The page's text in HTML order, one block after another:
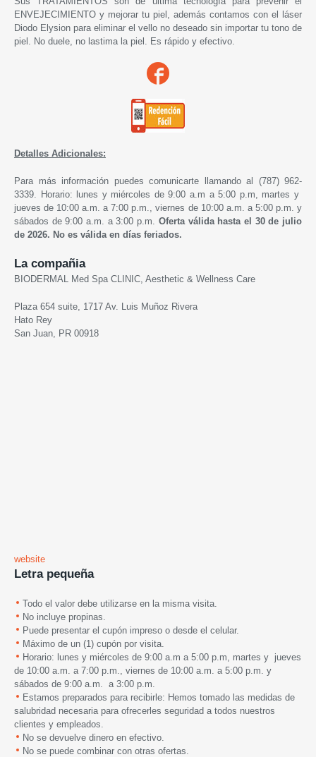
ENVEJECIMIENTO y mejorar tu piel, además contamos con el láser
Diodo Elysion para eliminar el vello no deseado sin importar tu tono de
piel. No duele, no lastima la piel. Es rápido y efectivo.
Detalles Adicionales:
Para más información puedes comunicarte llamando al (787) 962-
3339. Horario: lunes y miércoles de 9:00 a.m a 5:00 p.m, martes y
jueves de 10:00 a.m. a 7:00 p.m., viernes de 10:00 a.m. a 5:00 p.m. y
sábados de 9:00 a.m. a 3:00 p.m. Oferta válida hasta el 30 de julio
de 2026. No es válida en días feriados.
La compañia
BIODERMAL Med Spa CLINIC, Aesthetic & Wellness Care
Plaza 654 suite, 1717 Av. Luis Muñoz Rivera
Hato Rey
San Juan, PR 00918
website
Letra pequeña
Todo el valor debe utilizarse en la misma visita.
No incluye propinas.
Puede presentar el cupón impreso o desde el celular.
Máximo de un (1) cupón por visita.
Horario: lunes y miércoles de 9:00 a.m a 5:00 p.m, martes y jueves
de 10:00 a.m. a 7:00 p.m., viernes de 10:00 a.m. a 5:00 p.m. y
sábados de 9:00 a.m. a 3:00 p.m.
Estamos preparados para recibirle: Hemos tomado las medidas de
salubridad necesaria para ofrecerles seguridad a todos nuestros
clientes y empleados.
No se devuelve dinero en efectivo.
No se puede combinar con otras ofertas.